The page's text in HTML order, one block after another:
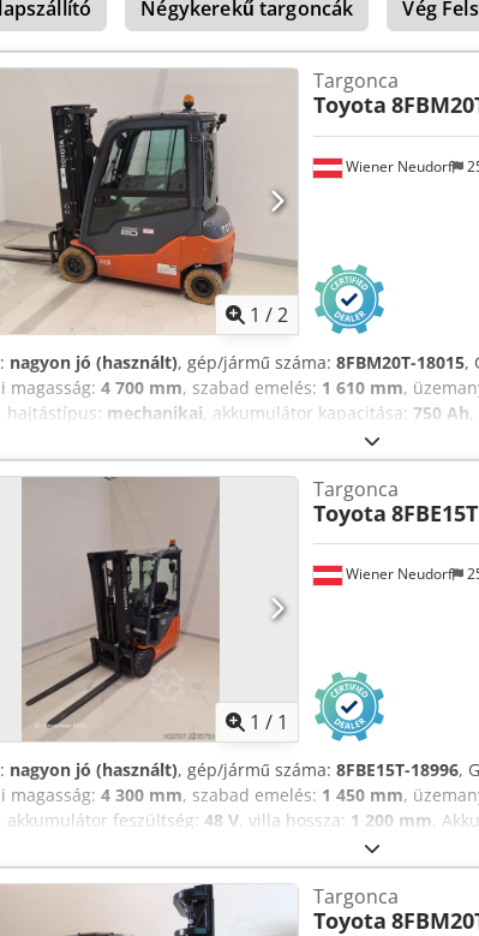
Négykerekű targoncák Vég
1 /2
Wiener Neudorf
Targonca
Toyota
nagyon jó (használt), gép/jármű száma: 8FBM20T-18015,
magasság: 4 700 mm, szabad emelés: 1 610 mm,
, hajtástípus: mechanikai, akkumulátor kapacitása: 750 Ah,
gyártási év: 2023 Emelési kapacitás: 2000 kg Összes
állapot: nagyon jó Külső állapot: nagyon jó További
Material Handling-hez.
Kérjen
1 / 1
Wiener Neudorf
Targonca
Toyota 8FBE15T
nagyon jó (használt), gép/jármű száma: 8FBE15T-18996,
magasság: 4 300 mm, szabad emelés: 1 450 mm,
, akkumulátor feszültség: 48 V, villa hossza: 1 200 mm,
1500 kg Összmagasság: 197 cm Műszaki állapot:
Aifjrf További információkért forduljon az Austria
Targonca
Toyota